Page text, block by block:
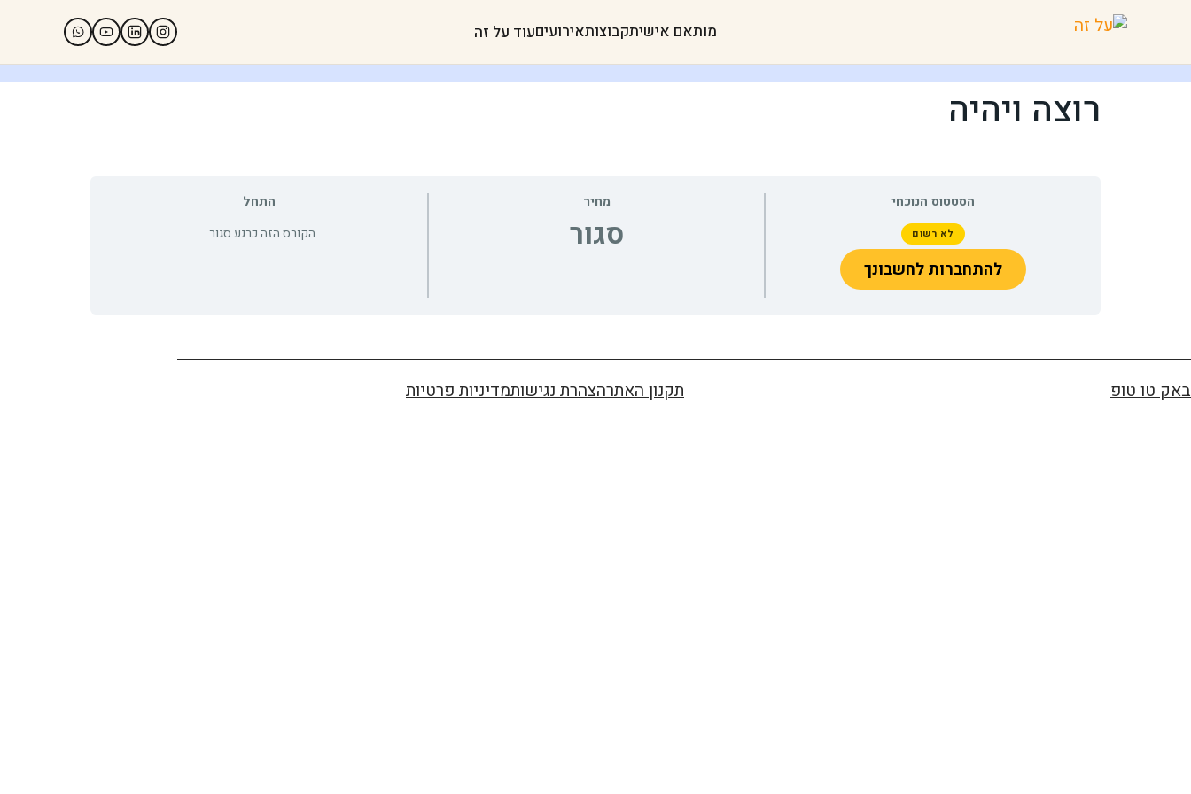
מותאם אישיתקבוצותאירועיםעוד על זה
רוצה ויהיה
הסטטוס הנוכחי
לא רשום
להתחברות לחשבונך
מחיר
סגור
התחל
הקורס הזה כרגע סגור
באק טו טופ תקנון האתרהצהרת נגישותמדיניות פרטיות